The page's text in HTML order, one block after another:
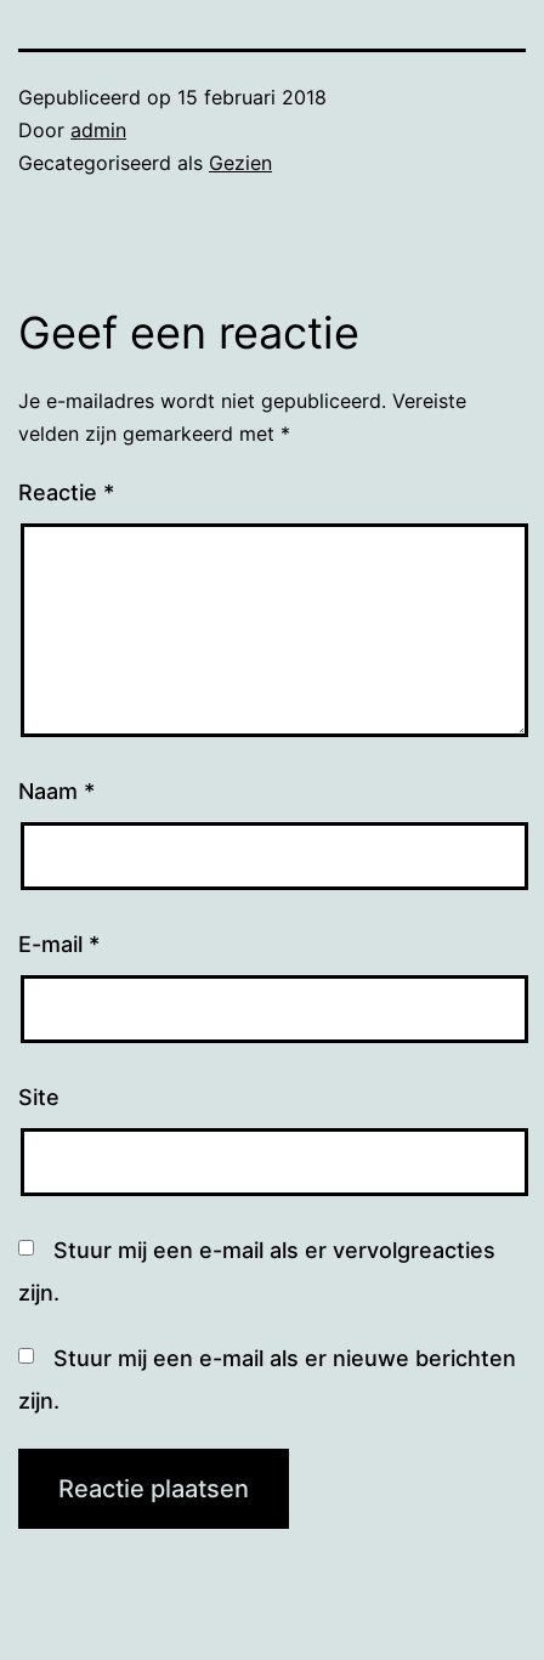
Gepubliceerd op 15 februari 2018
Door admin
Gecategoriseerd als Gezien
Geef een reactie
Je e-mailadres wordt niet gepubliceerd. Vereiste
velden zijn gemarkeerd met *
Reactie *
Naam *
E-mail *
Site
Stuur mij een e-mail als er vervolgreacties
zijn.
Stuur mij een e-mail als er nieuwe berichten
zijn.